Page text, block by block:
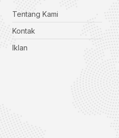
Tentang Kami
Kontak
Iklan